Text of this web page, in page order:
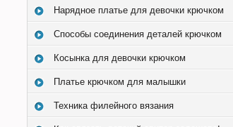
Нарядное платье для девочки крючком
Способы соединения деталей крючком
Косынка для девочки крючком
Платье крючком для малышки
Техника филейного вязания